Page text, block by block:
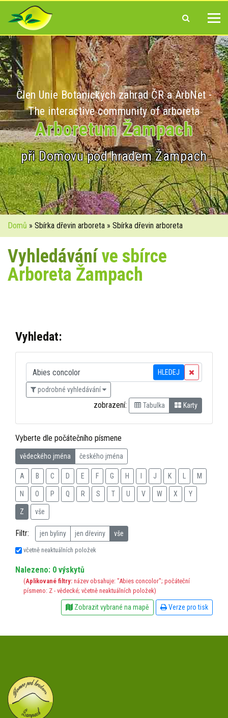
Člen Unie Botanických zahrad ČR a ArbNet -
The interactive community of arboreta
Arboretum Žampach
při Domovu pod hradem Žampach
Domů » Sbírka dřevin arboreta » Sbírka dřevin arboreta
Vyhledáváníve sbírce
Arboreta Žampach
Vyhledat:
HLEDEJ
podrobné vyhledávání
zobrazení: Tabulka Karty
Vyberte dle počátečního písmene
vědeckého jména českého jména
A B C D E F G H J K M
N O P Q R S T U V W X Y
Z vše
Filtr: jen byliny jen dřeviny vše
včetně neaktuálních položek
Nalezeno: 0 výskytů
(Aplikované filtry: název obsahuje: "Abies concolor"; počáteční
písmeno: Z - vědecké; včetně neaktuálních položek)
Zobrazit vybrané na mapě Verze pro tisk